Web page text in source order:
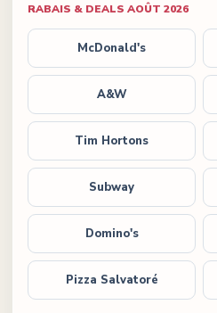
RABAIS & DEALS AOÛT 2026
McDonald's
A&W
Tim Hortons
Subway
Domino's
Pizza Salvatoré